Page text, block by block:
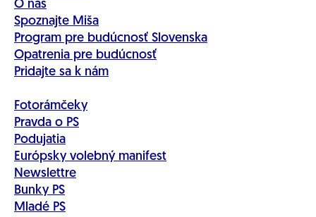
O nás
Spoznajte Miša
Program pre budúcnosť Slovenska
Opatrenia pre budúcnosť
Pridajte sa k nám
Fotorámčeky
Pravda o PS
Podujatia
Európsky volebný manifest
Newslettre
Bunky PS
Mladé PS